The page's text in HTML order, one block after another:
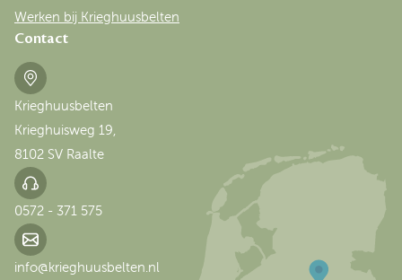
Contact
Krieghuusbelten
Krieghuisweg 19,
8102 SV Raalte
0572 - 371 575
info@krieghuusbelten.nl
Werken bij Krieghuusbelten